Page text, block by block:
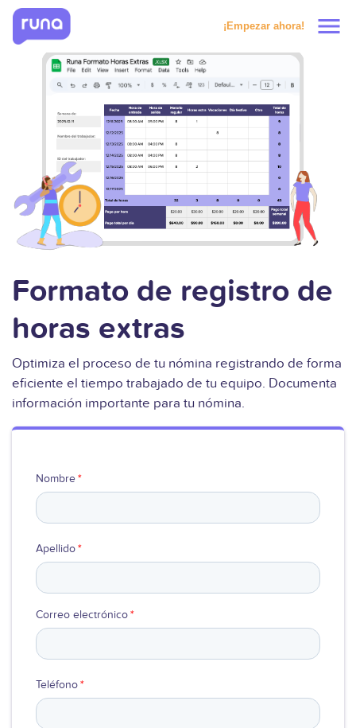
¡Empezar ahora! menu
Productos
Soluciones
Precios
Clientes
Solicitar prueba
Ver video
Formato de registro de
horas extras
Optimiza el proceso de tu nómina registrando de forma
eficiente el tiempo trabajado de tu equipo. Documenta
información importante para tu nómina.
Nombre*
Apellido*
Correo electrónico*
Teléfono*